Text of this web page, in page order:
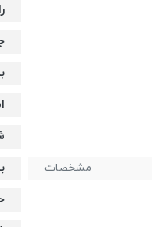
مشخصات
جک